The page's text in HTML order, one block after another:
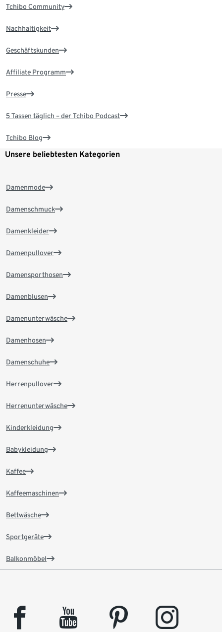
Tchibo Community
Nachhaltigkeit
Geschäftskunden
Affiliate Programm
Presse
5 Tassen täglich – der Tchibo Podcast
Tchibo Blog
Unsere beliebtesten Kategorien
Damenmode
Damenschmuck
Damenkleider
Damenpullover
Damensporthosen
Damenblusen
Damenunterwäsche
Damenhosen
Damenschuhe
Herrenpullover
Herrenunterwäsche
Kinderkleidung
Babykleidung
Kaffee
Kaffeemaschinen
Bettwäsche
Sportgeräte
Balkonmöbel
facebook youtube pinterest instagram